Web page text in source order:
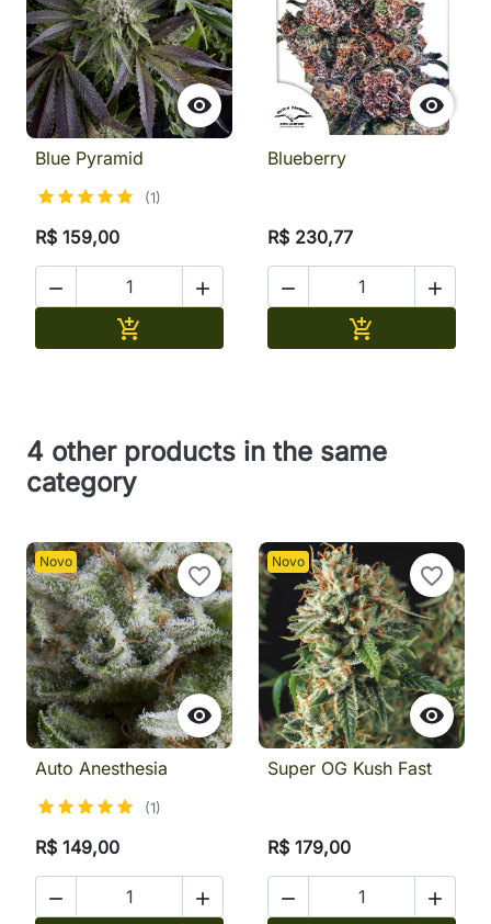

Blue Pyramid
(1)
R$ 159,00
 


Blueberry
R$ 230,77
 

4 other products in the same
category
Novo

favorite_border
Auto Anesthesia
(1)
R$ 149,00
 
Novo

favorite_border
Super OG Kush Fast
R$ 179,00
 